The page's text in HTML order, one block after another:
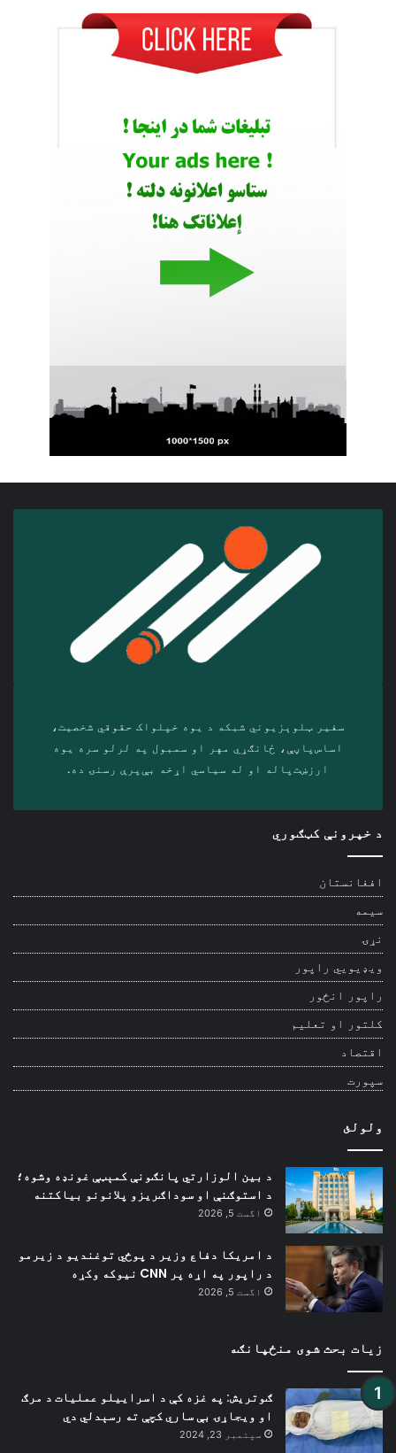
سفیر ټلوېزیوني شبکه د‎ یوه خپلواک حقوقي شخصیت،
اساس‌پاڼې، ځانګړي مهر او سمبول په لرلو سره ‎یوه
ارزښت‌پاله او ‎له سیاسي اړخه بې‌پرې رسنۍ ده.
د خپرونې کټګوري
افغانستان
سیمه
نړۍ
ویډیويي راپور
راپور انځور
کلتور او تعلیم
اقتصاد
سپورت
ولولئ
د بین الوزارتي پانګونې کمېټې غونډه وشوه؛
د استوګنې او سوداګریزو پلانونو بیاکتنه
اگست 5, 2026
د امریکا دفاع وزیر د پوځي توغندیو د زیرمو
د راپور په اړه پر CNN نیوکه وکړه
اگست 5, 2026
زیات بحث شوی منځپانګه
ګوتریش: په غزه کې د اسراییلو عملیات د مرګ
او ویجاړۍ بې ساري کچې ته رسېدلي دي
سپتمبر 23, 2024